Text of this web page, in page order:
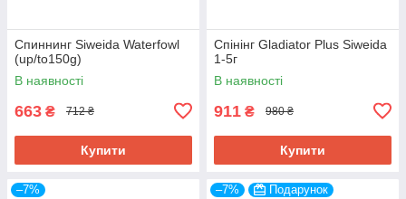
Спиннинг Siweida Waterfowl
(up/to150g)
В наявності
663 ₴ 712 ₴
Купити
Спінінг Gladiator Plus Siweida
1-5г
В наявності
911 ₴ 980 ₴
Купити
–7% –7% Подарунок